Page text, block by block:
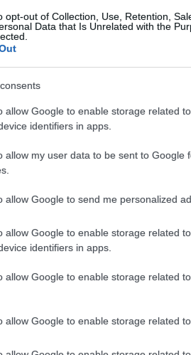
opt-out of Collection, Use, Retention,
Data that Is Unrelated with the
allow Google to enable storage related
identifiers in apps.
allow my user data to be sent to Google
allow Google to send me personalized
allow Google to enable storage related
identifiers in apps.
allow Google to enable storage related
allow Google to enable storage related
szintű terhelést kapó
rangos edzőmérkőzéseken
lépnek. A 2024-es
előtt. A csapat morálja kiváló,
telve várják a rajtot.
aranyérem
legnagyobb esélyesei
várnak el a klubnál.
mély kerettel(német
sok variációs lehetőség
egységes fal és kiváló
győztes mentalitás és rutin